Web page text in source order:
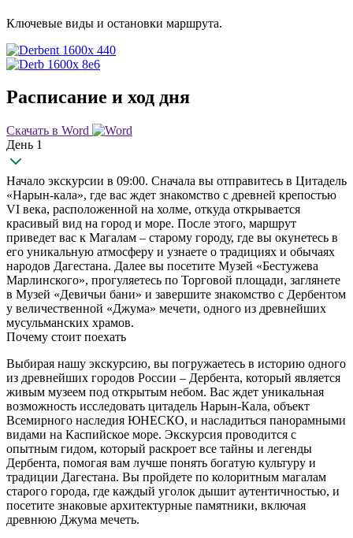
Ключевые виды и остановки маршрута.
Расписание и ход дня
Скачать в Word
День 1
Начало экскурсии в 09:00. Сначала вы отправитесь в Цитадель
«Нарын-кала», где вас ждет знакомство с древней крепостью
VI века, расположенной на холме, откуда открывается
красивый вид на город и море. После этого, маршрут
приведет вас к Магалам – старому городу, где вы окунетесь в
его уникальную атмосферу и узнаете о традициях и обычаях
народов Дагестана. Далее вы посетите Музей «Бестужева
Марлинского», прогуляетесь по Торговой площади, заглянете
в Музей «Девичьи бани» и завершите знакомство с Дербентом
у величественной «Джума» мечети, одного из древнейших
мусульманских храмов.
Почему стоит поехать
Выбирая нашу экскурсию, вы погружаетесь в историю одного
из древнейших городов России – Дербента, который является
живым музеем под открытым небом. Вас ждет уникальная
возможность исследовать цитадель Нарын-Кала, объект
Всемирного наследия ЮНЕСКО, и насладиться панорамными
видами на Каспийское море. Экскурсия проводится с
опытным гидом, который раскроет все тайны и легенды
Дербента, помогая вам лучше понять богатую культуру и
традиции Дагестана. Вы пройдете по колоритным магалам
старого города, где каждый уголок дышит аутентичностью, и
посетите знаковые архитектурные памятники, включая
древнюю Джума мечеть.